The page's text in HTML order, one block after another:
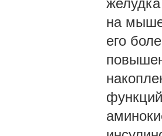
на
его